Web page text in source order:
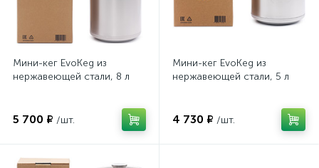
Мини-кег EvoKeg из
нержавеющей стали, 8 л
5 700 ₽ /шт.
Мини-кег EvoKeg из
нержавеющей стали, 5 л
4 730 ₽ /шт.